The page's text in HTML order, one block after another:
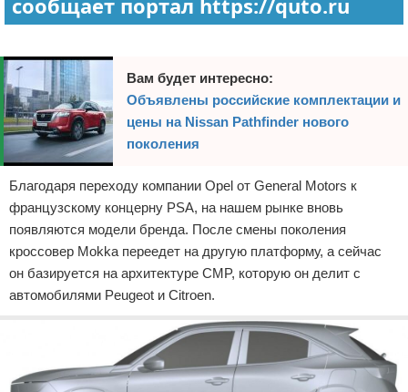
сообщает портал https://quto.ru
Вам будет интересно:
Объявлены российские комплектации и
цены на Nissan Pathfinder нового
поколения
Благодаря переходу компании Opel от General Motors к
французскому концерну PSA, на нашем рынке вновь
появляются модели бренда. После смены поколения
кроссовер Mokka переедет на другую платформу, а сейчас
он базируется на архитектуре CMP, которую он делит с
автомобилями Peugeot и Citroen.